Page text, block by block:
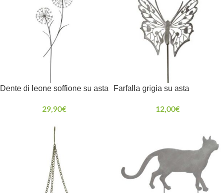
Dente di leone soffione su asta
29,90€
Farfalla grigia su asta
12,00€